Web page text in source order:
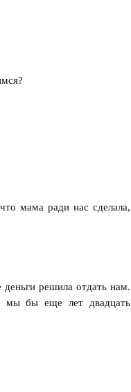
мама ради нас сделала,
решила отдать нам.
мы бы еще лет двадцать